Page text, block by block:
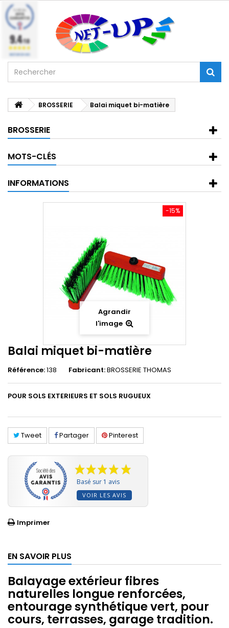
BROSSERIE Balai miquet bi-matière
BROSSERIE
MOTS-CLÉS
INFORMATIONS
-15%
Agrandir
l'image
Balai miquet bi-matière
Référence:138 Fabricant:BROSSERIE THOMAS
POUR SOLS EXTERIEURS ET SOLS RUGUEUX
Tweet Partager Pinterest
Basé sur 1 avis
VOIR LES AVIS
Imprimer
EN SAVOIR PLUS
Balayage extérieur fibres
naturelles longue renforcées,
entourage synthétique vert, pour
cours, terrasses, garage tradition.
9.4/10